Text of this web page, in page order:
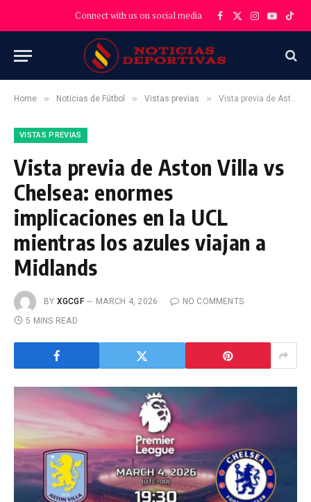
Connect with us on social media Facebook
X
Instagram
YouTube
Home » Noticias de Fútbol » Vistas previas » Vista previa de Aston Villa vs Chelsea: enormes implicaciones en la UCL mientras los azules viajan a Midlands
VISTAS PREVIAS
Vista previa de Aston Villa vs
Chelsea: enormes
implicaciones en la UCL
mientras los azules viajan a
Midlands
BY XGCGF MARCH 4, 2026
NO COMMENTS
5 MINS READ